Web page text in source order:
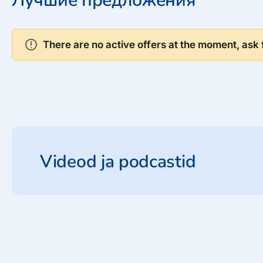
There are no active offers at the moment,
Videod ja podcastid